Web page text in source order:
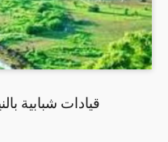
قيادات شبابية